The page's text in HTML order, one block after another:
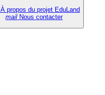
À propos du projet EduLand
mail Nous contacter